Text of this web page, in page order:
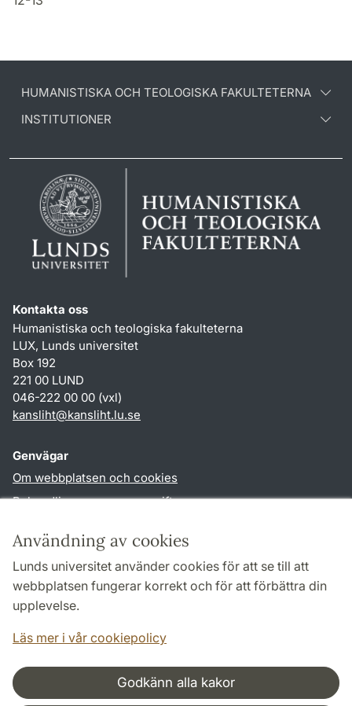
Användning av cookies
Lunds universitet använder cookies för att se till att
webbplatsen fungerar korrekt och för att förbättra din
upplevelse.
Läs mer i vår cookiepolicy
Godkänn alla kakor
HUMANISTISKA OCH TEOLOGISKA FAKULTETERNA
INSTITUTIONER
Kontakta oss
Humanistiska och teologiska fakulteterna
LUX, Lunds universitet
Box 192
221 00 LUND
046-222 00 00 (vxl)
kansliht@kansliht.lu.se
Genvägar
Om webbplatsen och cookies
Behandling av personuppgifter
TYPO3-login
Följ oss i sociala medier
Samarbeten och nätverk